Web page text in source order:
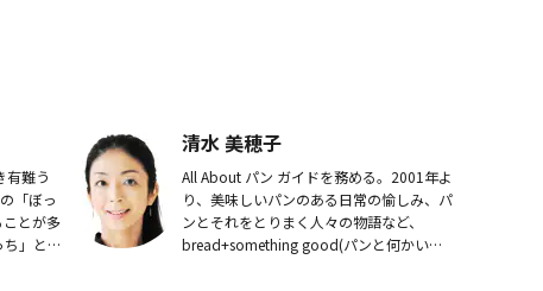
有難う
「ぼっ
とが多
」と単
清水 美穂子
All About パン ガイドを務める。2001年よ
り、美味しいパンのある日常の愉しみ、パ
ンとそれをとりまく人々の物語など、
bread+something good(パンと何かいい